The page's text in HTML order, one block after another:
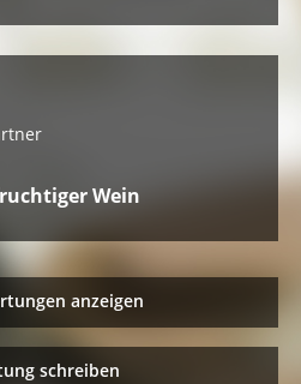
Wein
anzeigen
schreiben